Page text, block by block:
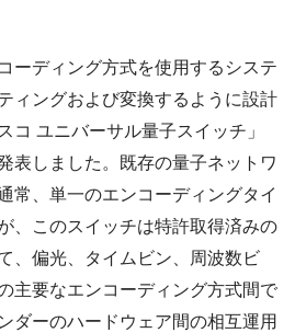
ーディング方式を使用するシステ
ィングおよび変換するように設計
コ ユニバーサル量子スイッチ」
表しました。既存の量子ネットワ
常、単一のエンコーディングタイ
、このスイッチは特許取得済みの
、偏光、タイムビン、周波数ビ
主要なエンコーディング方式間で
ダーのハードウェア間の相互運用